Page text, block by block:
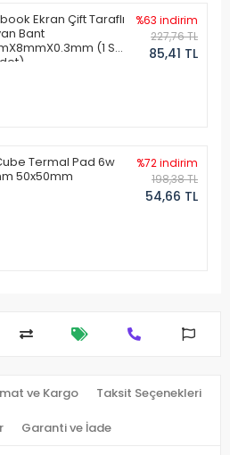
Ekran Çift Taraflı
Bant
(1 Set
%63 indirim
227,76 TL
85,41 TL
Termal Pad 6w
50x50mm
%72 indirim
198,38 TL
54,66 TL
ve Kargo Taksit Seçenekleri
Garanti ve İade